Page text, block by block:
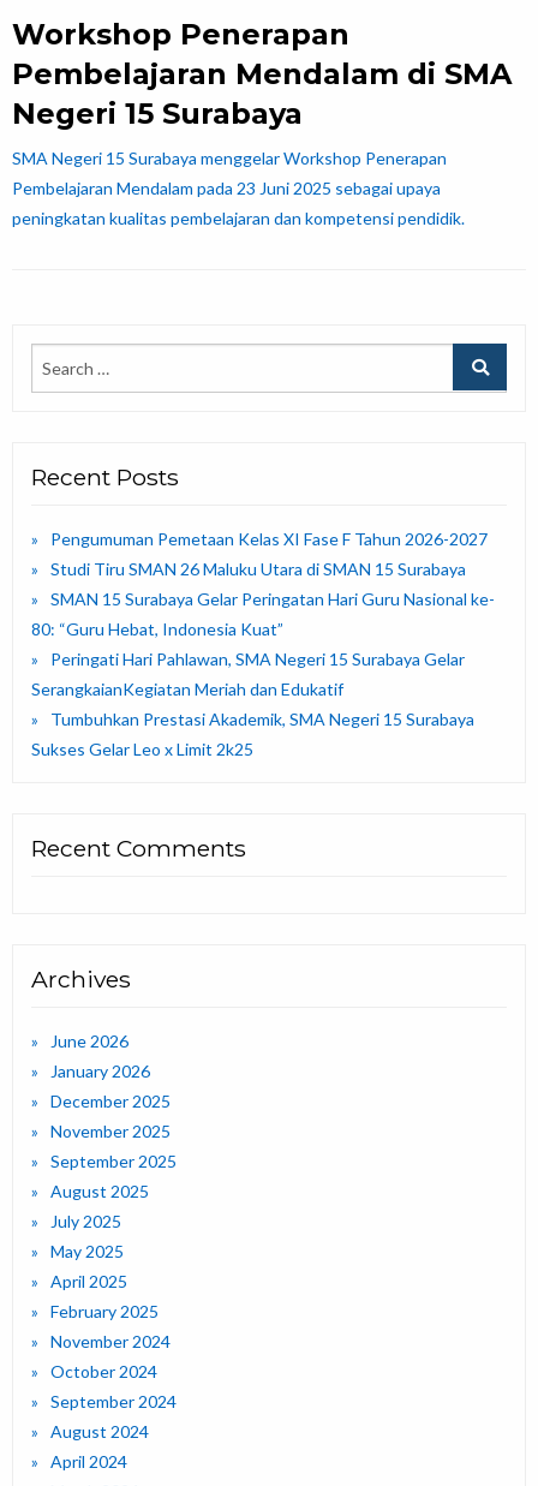
Workshop Penerapan
Pembelajaran Mendalam di SMA
Negeri 15 Surabaya
SMA Negeri 15 Surabaya menggelar Workshop Penerapan
Pembelajaran Mendalam pada 23 Juni 2025 sebagai upaya
peningkatan kualitas pembelajaran dan kompetensi pendidik.
Recent Posts
Pengumuman Pemetaan Kelas XI Fase F Tahun 2026-2027
Studi Tiru SMAN 26 Maluku Utara di SMAN 15 Surabaya
SMAN 15 Surabaya Gelar Peringatan Hari Guru Nasional ke-
80: “Guru Hebat, Indonesia Kuat”
Peringati Hari Pahlawan, SMA Negeri 15 Surabaya Gelar
SerangkaianKegiatan Meriah dan Edukatif
Tumbuhkan Prestasi Akademik, SMA Negeri 15 Surabaya
Sukses Gelar Leo x Limit 2k25
Recent Comments
Archives
June 2026
January 2026
December 2025
November 2025
September 2025
August 2025
July 2025
May 2025
April 2025
February 2025
November 2024
October 2024
September 2024
August 2024
April 2024